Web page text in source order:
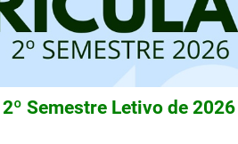
Semestre Letivo de 2026